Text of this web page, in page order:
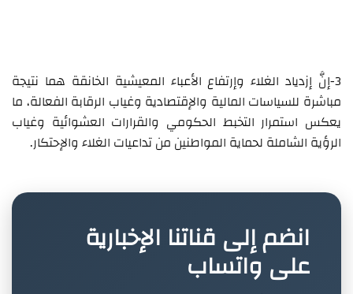
3-إنَّ إزدياد الغلاء وإرتفاع الأعباء المعيشية الخانقة هما نتيجة
مباشرة للسياسات المالية والإقتصادية وغياب الرقابة الفعالة، ما
يعكس استمرار التخبط الحكومي والقرارات العشوائية وغياب
الرؤية الشاملة لحماية المواطنين من تداعيات الغلاء والإحتكار.
انضم إلى قناتنا الإخبارية
على واتساب